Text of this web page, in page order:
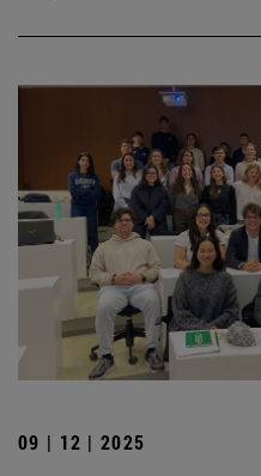
09 | 12 | 2025